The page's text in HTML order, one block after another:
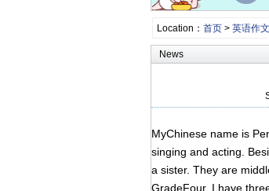
Location： 首页> 英语作文
News
MyChinese name is
singing and acting.
a sister. They are
GradeFour. I have